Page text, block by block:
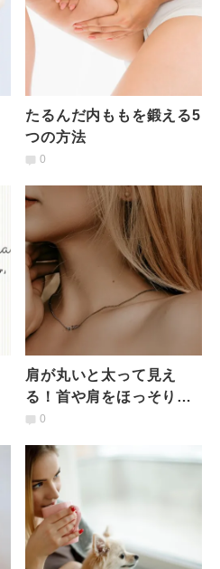
たるんだ内ももを鍛える5
つの方法
0
肩が丸いと太って見え
る！首や肩をほっそり華
奢にする肩甲骨の簡単エ
0